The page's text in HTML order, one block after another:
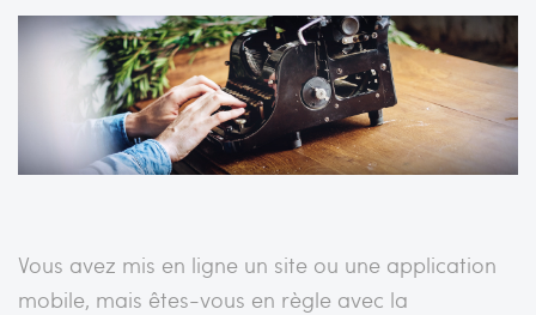
Vous avez mis en ligne un site ou une application
mobile, mais êtes-vous en règle avec la